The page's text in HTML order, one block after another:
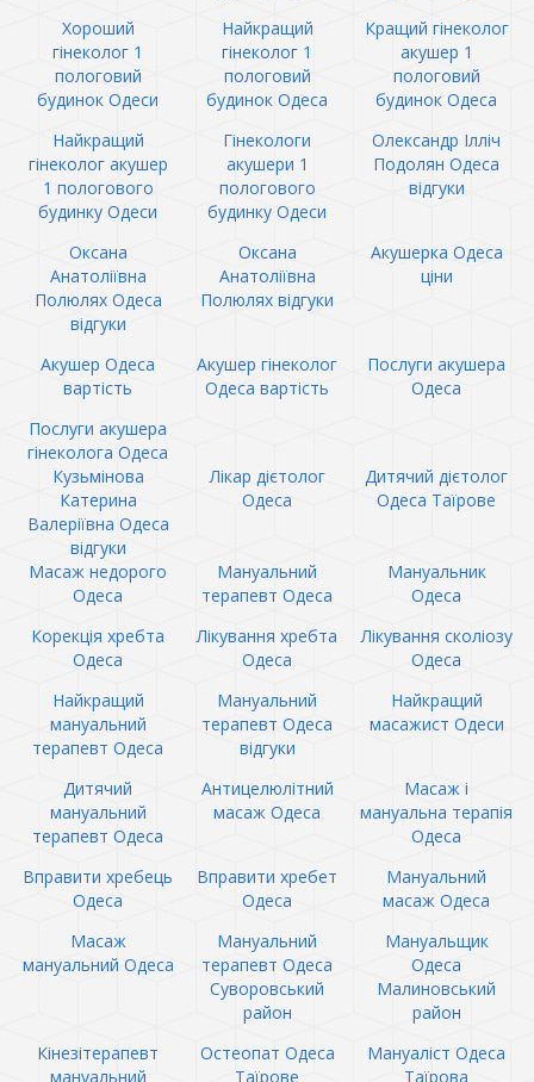
Хороший
гінеколог 1
пологовий
будинок Одеси
Найкращий
гінеколог 1
пологовий
будинок Одеса
Кращий гінеколог
акушер 1
пологовий
будинок Одеса
Найкращий
гінеколог акушер
1 пологового
будинку Одеси
Гінекологи
акушери 1
пологового
будинку Одеси
Олександр Ілліч
Подолян Одеса
відгуки
Оксана
Анатоліївна
Полюлях Одеса
відгуки
Оксана
Анатоліївна
Полюлях відгуки
Акушерка Одеса
ціни
Акушер Одеса
вартість
Акушер гінеколог
Одеса вартість
Послуги акушера
Одеса
Послуги акушера
гінеколога Одеса
Кузьмінова
Катерина
Валеріївна Одеса
відгуки
Лікар дієтолог
Одеса
Дитячий дієтолог
Одеса Таїрове
Масаж недорого
Одеса
Мануальний
терапевт Одеса
Мануальник
Одеса
Корекція хребта
Одеса
Лікування хребта
Одеса
Лікування сколіозу
Одеса
Найкращий
мануальний
терапевт Одеса
Мануальний
терапевт Одеса
відгуки
Найкращий
масажист Одеси
Дитячий
мануальний
терапевт Одеса
Антицелюлітний
масаж Одеса
Масаж і
мануальна терапія
Одеса
Вправити хребець
Одеса
Вправити хребет
Одеса
Мануальний
масаж Одеса
Масаж
мануальний Одеса
Мануальний
терапевт Одеса
Суворовський
район
Мануальщик
Одеса
Малиновський
район
Кінезітерапевт
мануальний
Остеопат Одеса
Таїрове
Мануаліст Одеса
Таїрова